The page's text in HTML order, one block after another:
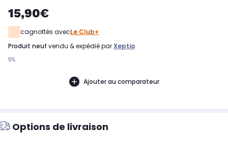
15,90€
cagnottés avecLe Club+
produit neuf vendu & expédié parXeptio
5%
Ajouter au comparateur
Options de livraison